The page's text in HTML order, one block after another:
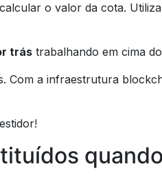
o valor da cota.
trás trabalhando em cima
Com a infraestrutura